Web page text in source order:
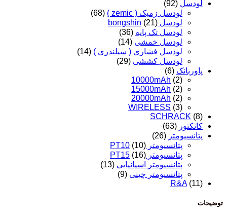
لودسل (92)
لودسل زمیک ( zemic )
(68)
لودسل bongshin (21)
لودسل تک پایه (36)
لودسل خمشی (14)
لودسل فشاری ( سیلندری ) (14)
لودسل کششی (29)
پاوربانک (6)
10000mAh (2)
15000mAh (2)
20000mAh (2)
WIRELESS (3)
SCHRACK (8)
کانکتور (63)
پتانسیومتر (26)
پتانسیومتر PT10 (10)
پتانسیومتر PT15 (16)
پتانسیومتر اسپانیایی (13)
پتانسیومتر چینی (9)
R&A (11)
توضیحات